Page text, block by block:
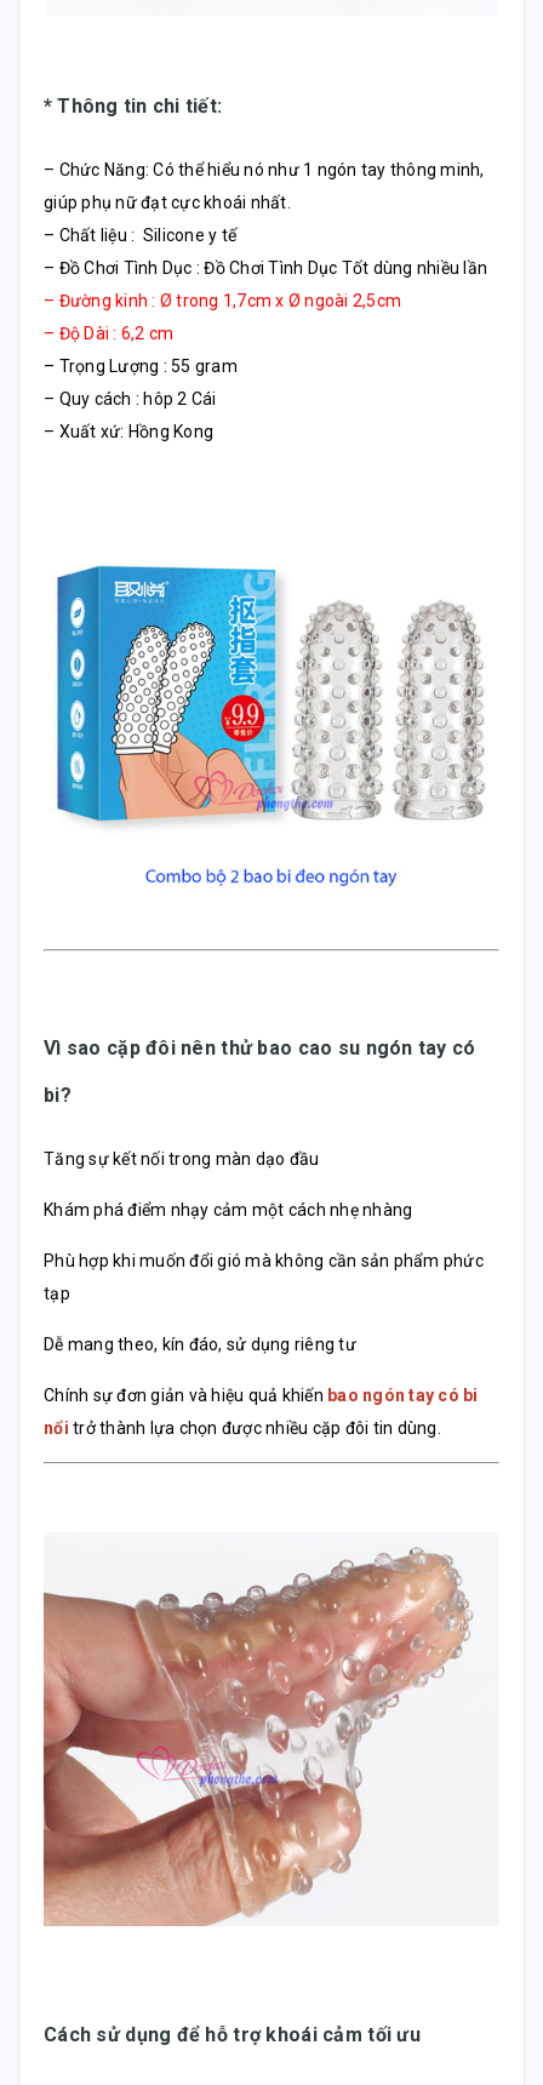
* Thông tin chi tiết:
– Chức Năng: Có thể hiểu nó như 1 ngón tay thông minh,
giúp phụ nữ đạt cực khoái nhất.
– Chất liệu : Silicone y tế
– Đồ Chơi Tình Dục : Đồ Chơi Tình Dục Tốt dùng nhiều lần
– Đường kinh : Ø trong 1,7cm x Ø ngoài 2,5cm
– Độ Dài : 6,2 cm
– Trọng Lượng : 55 gram
– Quy cách : hôp 2 Cái
– Xuất xứ: Hồng Kong
Vì sao cặp đôi nên thử bao cao su ngón tay có
bi?
Tăng sự kết nối trong màn dạo đầu
Khám phá điểm nhạy cảm một cách nhẹ nhàng
Phù hợp khi muốn đổi gió mà không cần sản phẩm phức
tạp
Dễ mang theo, kín đáo, sử dụng riêng tư
Chính sự đơn giản và hiệu quả khiến bao ngón tay có bi
nổi trở thành lựa chọn được nhiều cặp đôi tin dùng.
Cách sử dụng để hỗ trợ khoái cảm tối ưu